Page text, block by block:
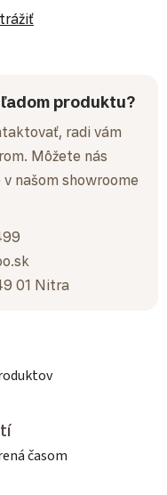
produktu?
radi vám
Môžete nás
našom showroome
01 Nitra
časom